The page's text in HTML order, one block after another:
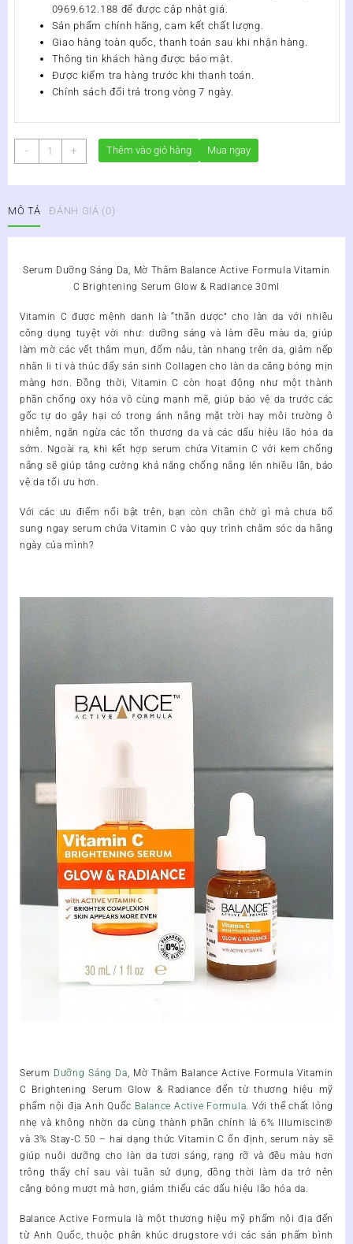
0969.612.188 để được cập nhật giá.
Sản phẩm chính hãng, cam kết chất lượng.
Giao hàng toàn quốc, thanh toán sau khi nhận hàng.
Thông tin khách hàng được bảo mật.
Được kiểm tra hàng trước khi thanh toán.
Chính sách đổi trả trong vòng 7 ngày.
-
Tinh
Chất
Formula
Vitamin
số
lượng
+ Thêm vào giỏ hàng Mua ngay
MÔ TẢ ĐÁNH GIÁ (0)
Serum Dưỡng Sáng Da, Mờ Thâm Balance Active Formula Vitamin
C Brightening Serum Glow & Radiance 30ml
Vitamin C được mệnh danh là “thần dược” cho làn da với nhiều
công dụng tuyệt vời như: dưỡng sáng và làm đều màu da, giúp
làm mờ các vết thâm mụn, đốm nâu, tàn nhang trên da, giảm nếp
nhăn li ti và thúc đẩy sản sinh Collagen cho làn da căng bóng mịn
màng hơn. Đồng thời, Vitamin C còn hoạt động như một thành
phần chống oxy hóa vô cùng mạnh mẽ, giúp bảo vệ da trước các
gốc tự do gây hại có trong ánh nắng mặt trời hay môi trường ô
nhiễm, ngăn ngừa các tổn thương da và các dấu hiệu lão hóa da
sớm. Ngoài ra, khi kết hợp serum chứa Vitamin C với kem chống
nắng sẽ giúp tăng cường khả năng chống nắng lên nhiều lần, bảo
vệ da tối ưu hơn.
Với các ưu điểm nổi bật trên, bạn còn chần chờ gì mà chưa bổ
sung ngay serum chứa Vitamin C vào quy trình chăm sóc da hằng
ngày của mình?
Serum Dưỡng Sáng Da , Mờ Thâm Balance Active Formula Vitamin
C Brightening Serum Glow & Radianceđến từ thương hiệu mỹ
phẩm nội địa Anh Quốc Balance Active Formula .Với thể chất lỏng
nhẹ và không nhờn da cùng thành phần chính là 6% Illumiscin®
và 3% Stay-C 50 – hai dạng thức Vitamin C ổn định, serum này sẽ
giúp nuôi dưỡng cho làn da tươi sáng, rạng rỡ và đều màu hơn
trông thấy chỉ sau vài tuần sử dụng, đồng thời làm da trở nên
căng bóng mượt mà hơn, giảm thiểu các dấu hiệu lão hóa da.
Balance Active Formula là một thương hiệu mỹ phẩm nội địa đến
từ Anh Quốc, thuộc phân khúc drugstore với các sản phẩm bình